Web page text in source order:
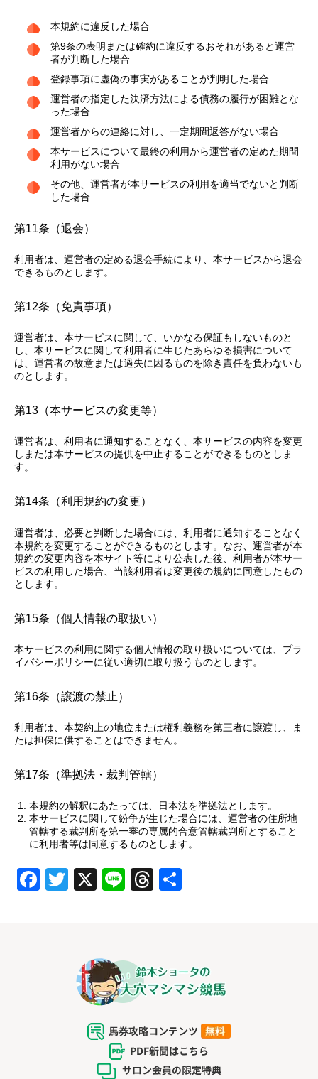
本規約に違反した場合
第9条の表明または確約に違反するおそれがあると運営
者が判断した場合
登録事項に虚偽の事実があることが判明した場合
運営者の指定した決済方法による債務の履行が困難とな
った場合
運営者からの連絡に対し、一定期間返答がない場合
本サービスについて最終の利用から運営者の定めた期間
利用がない場合
その他、運営者が本サービスの利用を適当でないと判断
した場合
第11条（退会）
利用者は、運営者の定める退会手続により、本サービスから退会
できるものとします。
第12条（免責事項）
運営者は、本サービスに関して、いかなる保証もしないものと
し、本サービスに関して利用者に生じたあらゆる損害について
は、運営者の故意または過失に因るものを除き責任を負わないも
のとします。
第13（本サービスの変更等）
運営者は、利用者に通知することなく、本サービスの内容を変更
しまたは本サービスの提供を中止することができるものとしま
す。
第14条（利用規約の変更）
運営者は、必要と判断した場合には、利用者に通知することなく
本規約を変更することができるものとします。なお、運営者が本
規約の変更内容を本サイト等により公表した後、利用者が本サー
ビスの利用した場合、当該利用者は変更後の規約に同意したもの
とします。
第15条（個人情報の取扱い）
本サービスの利用に関する個人情報の取り扱いについては、プラ
イバシーポリシーに従い適切に取り扱うものとします。
第16条（譲渡の禁止）
利用者は、本契約上の地位または権利義務を第三者に譲渡し、ま
たは担保に供することはできません。
第17条（準拠法・裁判管轄）
本規約の解釈にあたっては、日本法を準拠法とします。
本サービスに関して紛争が生じた場合には、運営者の住所地
管轄する裁判所を第一審の専属的合意管轄裁判所とすること
に利用者等は同意するものとします。
F
T
X
Li
T
d
s